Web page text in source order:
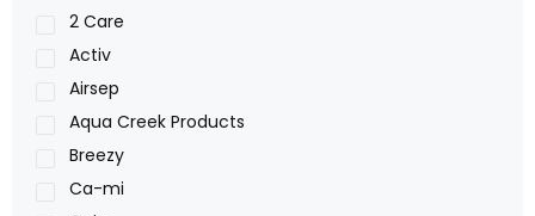
2 Care
Activ
Airsep
Aqua Creek Products
Breezy
Ca-mi